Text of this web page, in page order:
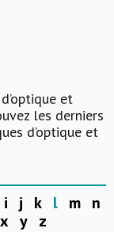
et
les derniers
d’optique et
i j k l m n
x y z